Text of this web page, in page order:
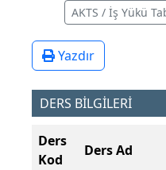
AKTS / İş Yükü
Yazdır
DERS BİLGİLERİ
Ders
Kod
Ders Ad